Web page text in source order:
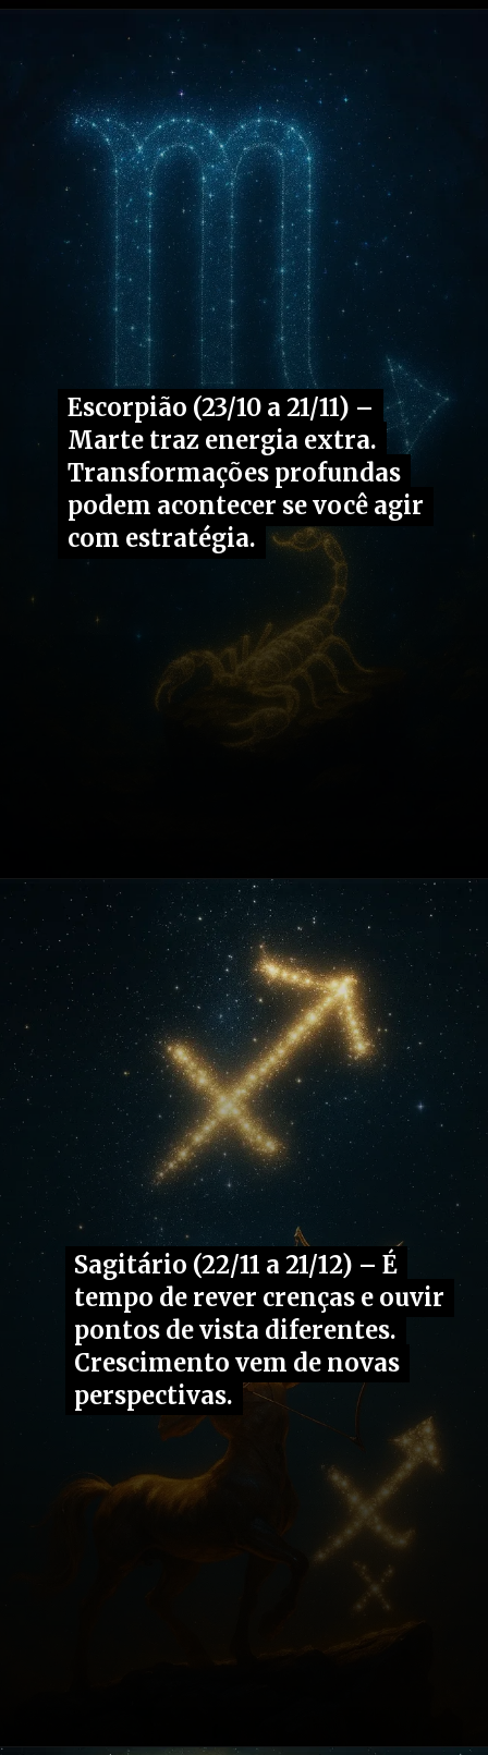
https://fusne.com/vida
Escorpião (23/10 a 21/11) –
Marte traz energia extra.
Transformações profundas
podem acontecer se você agir
com estratégia.
Escorpião (23/10 a 21/11) –
Marte traz energia extra.
Transformações profundas
podem acontecer se você agir
com estratégia.
Opening https://fusne.com/vida
Sagitário (22/11 a 21/12) – É
tempo de rever crenças e ouvir
pontos de vista diferentes.
Crescimento vem de novas
perspectivas.
Sagitário (22/11 a 21/12) – É
tempo de rever crenças e ouvir
pontos de vista diferentes.
Crescimento vem de novas
perspectivas.